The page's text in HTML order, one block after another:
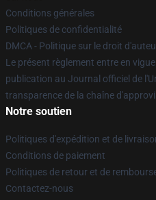
Conditions générales
Politiques de confidentialité
DMCA - Politique sur le droit
Le présent règlement entre en
publication au Journal officiel de
transparence de la chaîne
Notre soutien
Politiques d'expédition et de
Conditions de paiement
Politiques de retour et de
Contactez-nous